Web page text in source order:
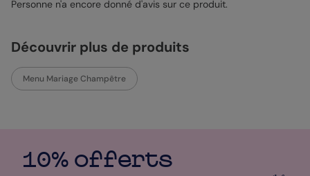
police, sa taille et sa couleur, pour créer un document unique
votre thème de mariage. Le design général est harmonieux et
élégant, sans accessoires superflus, pour garder le focus sur le
contenu. Avec ses coins arrondis disponibles en option, ce
menu apporte une touche de douceur supplémentaire à votre
événement. C'est un choix parfait pour les mariages au style
Personne n'a encore donné d'avis sur ce produit.
Découvrir plus de produits
Menu Mariage Champêtre
10% offerts